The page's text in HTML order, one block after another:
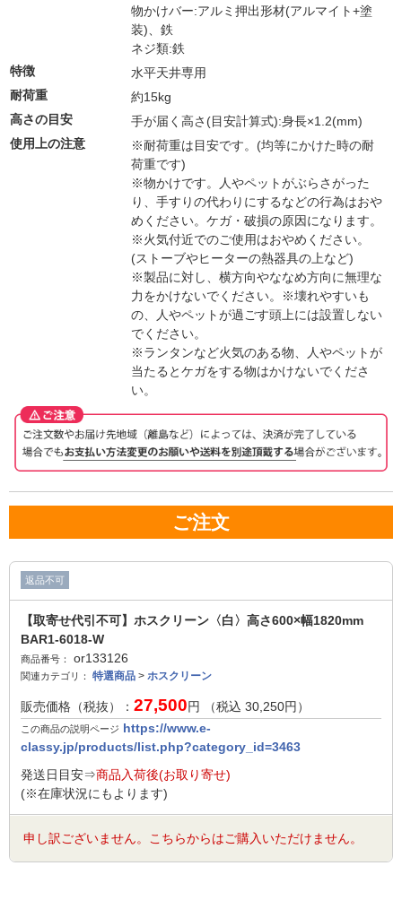
物かけバー:アルミ押出形材(アルマイト+塗
装)、鉄
ネジ類:鉄
特徴
水平天井専用
耐荷重
約15kg
高さの目安
手が届く高さ(目安計算式):身長×1.2(mm)
使用上の注意
※耐荷重は目安です。(均等にかけた時の耐
荷重です)
※物かけです。人やペットがぶらさがった
り、手すりの代わりにするなどの行為はおや
めください。ケガ・破損の原因になります。
※火気付近でのご使用はおやめください。
(ストーブやヒーターの熱器具の上など)
※製品に対し、横方向やななめ方向に無理な
力をかけないでください。
※壊れやすいも
の、人やペットが過ごす頭上には設置しない
でください。
※ランタンなど火気のある物、人やペットが
当たるとケガをする物はかけないでくださ
い。
ご注文
返品不可
【取寄せ代引不可】ホスクリーン〈白〉高さ600×幅1820mm
BAR1-6018-W
商品番号： or133126
関連カテゴリ： 特選商品 > ホスクリーン
販売価格（税抜）： 27,500円 （税込 30,250円）
この商品の説明ページ https://www.e-
classy.jp/products/list.php?category_id=3463
発送日目安⇒商品入荷後(お取り寄せ)
(※在庫状況にもよります)
申し訳ございません。こちらからはご購入いただけません。